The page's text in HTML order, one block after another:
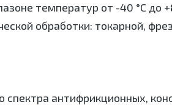
температур от -40 °C до
обработки: токарной,
антифрикционных,